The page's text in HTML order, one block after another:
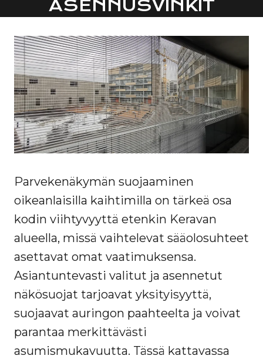
ASENNUSVINKIT
Parvekenäkymän suojaaminen
oikeanlaisilla kaihtimilla on tärkeä osa
kodin viihtyvyyttä etenkin Keravan
alueella, missä vaihtelevat sääolosuhteet
asettavat omat vaatimuksensa.
Asiantuntevasti valitut ja asennetut
näkösuojat tarjoavat yksityisyyttä,
suojaavat auringon paahteelta ja voivat
parantaa merkittävästi
asumismukavuutta. Tässä kattavassa